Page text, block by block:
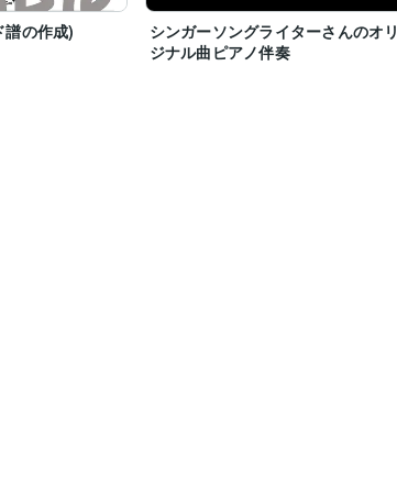
譜の作成)
シンガーソングライターさんのオリ
ジナル曲ピアノ伴奏